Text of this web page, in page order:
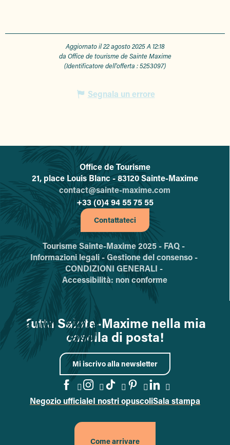
Aggiornato il 22 agosto 2025 A 12:18
da Office de tourisme de Sainte Maxime
(Identificatore dell'offerta :5253097)
Segnala un errore
L'office de tourisme de Sainte-
Office de Tourisme
21, place Louis Blanc - 83120 Sainte-Maxime
contact@sainte-maxime.com
+33 (0)4 94 55 75 55
Contattateci
Tourisme Sainte-Maxime 2025 - FAQ -
Informazioni legali -Gestione del consenso -
CONDIZIONI GENERALI -
Accessibilità: non conforme
Tutta Sainte-Maxime nella mia
casella di posta!
Mi iscrivo alla newsletter
Vai alla pagina Facebook
Vai alla pagina Instagram
Vai alla pagina TikTok
Vai alla pagina
Accedi alla
Negozio ufficialeI nostri opuscoliSala stampa
Come arrivare